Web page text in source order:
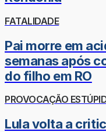
FATALIDADE
Pai morre em
semanas após
do filho em RO
PROVOCAÇÃO
Lula volta a